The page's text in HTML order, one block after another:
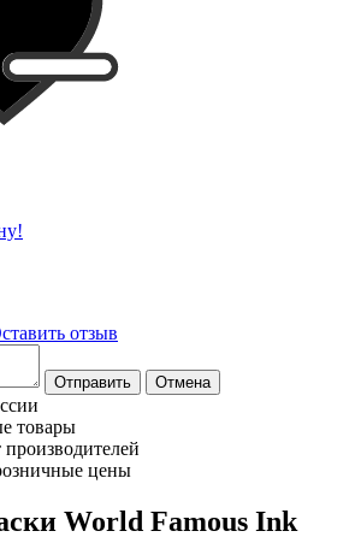
отзыв
Отправить Отмена
товары
цены
World Famous Ink